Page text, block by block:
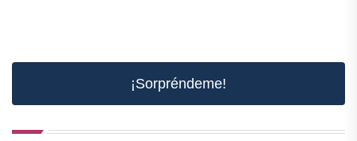
¡Sorpréndeme!